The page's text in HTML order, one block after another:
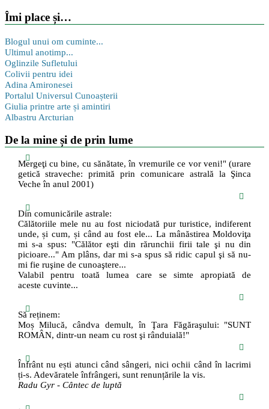
Îmi place și…
Blogul unui om cuminte...
Ultimul anotimp...
Oglinzile Sufletului
Colivii pentru idei
Adina Amironesei
Portalul Universul Cunoașterii
Giulia printre arte și amintiri
Albastru Arcturian
De la mine și de prin lume
Mergeţi cu bine, cu sănătate, în vremurile ce vor veni!" (urare
getică straveche: primită prin comunicare astrală la Şinca
Veche în anul 2001)
Din comunicările astrale:
Călătoriile mele nu au fost niciodată pur turistice, indiferent
unde, și cum, și când au fost ele... La mânăstirea Moldoviţa
mi s-a spus: "Călător eşti din rărunchii firii tale şi nu din
picioare..." Am plâns, dar mi s-a spus să ridic capul şi să nu-
mi fie ruşine de cunoaştere...
Valabil pentru toată lumea care se simte apropiată de
aceste cuvinte...
Să reținem:
Moș Milucă, cândva demult, în Ţara Făgăraşului: "SUNT
ROMÂN, dintr-un neam cu rost şi rânduială!"
Înfrânt nu ești atunci când sângeri, nici ochii când în lacrimi
ți-s. Adevăratele înfrângeri, sunt renunțările la vis.
Radu Gyr - Cântec de luptă